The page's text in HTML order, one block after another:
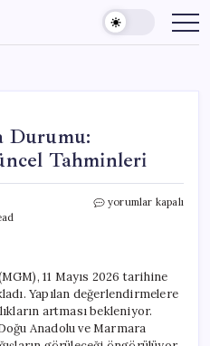
Durumu:
Tahminleri
11
Meteoroloji’nin
Güncel
Tahminleri
için
yorumlar kapalı
11 Mayıs 2026 tarihine
Yapılan değerlendirmelere
artması bekleniyor.
Anadolu ve Marmara